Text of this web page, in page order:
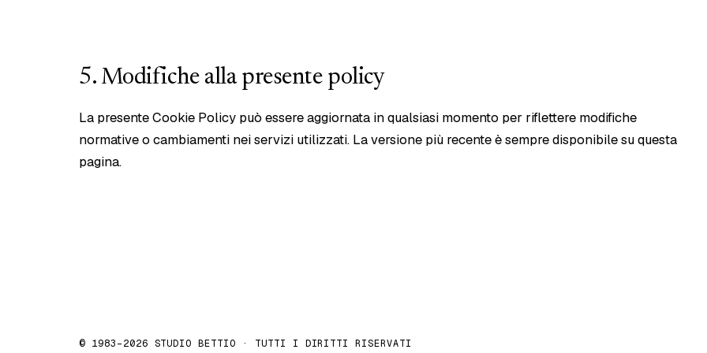
5. Modifiche alla presente policy
La presente Cookie Policy può essere aggiornata in qualsiasi momento per riflettere modifiche
normative o cambiamenti nei servizi utilizzati. La versione più recente è sempre disponibile su questa
pagina.
© 1983–2026 STUDIO BETTIO · TUTTI I DIRITTI RISERVATI